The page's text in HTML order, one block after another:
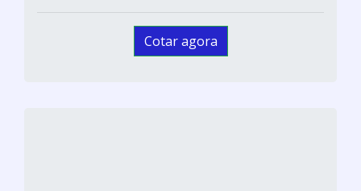
Cotar agora